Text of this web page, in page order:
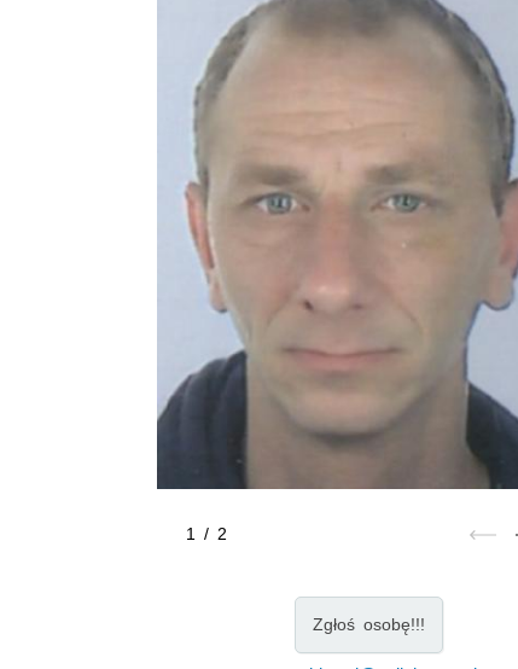
1 / 2
Zgłoś osobę!!!